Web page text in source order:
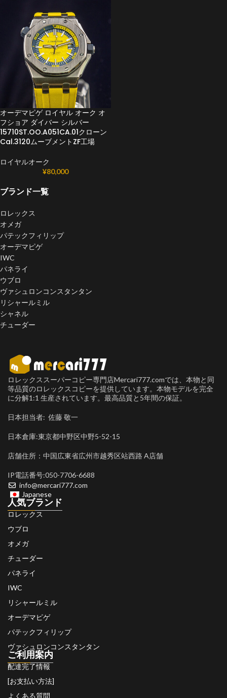
ブランド一覧
ロレックス
オメガ
パテックフィリップ
オーデマピゲ
IWC
パネライ
ウブロ
ヴァシュロンコンスタンタン
リシャールミル
シャネル
チューダー
オーデマピゲ ロイヤル オーク オ
フショア ダイバー シルバー
15710ST.OO.A051CA.01クローン
Cal.3120ムーブメントZF工場
ロイヤルオーク
¥80,000
ロレックススーパーコピー専門店Mercari777.comでは、本物と同
等品質のロレックスコピーを提供しています。本物モデルを完全
に分解1:1 生産されています。最高品質と5年間の保証。
日本担当者: 佐藤 敬一
日本倉庫:東京都中野区中野5-52-15
店舗住所：中国広東省広州市越秀区站西路 A店舗
IP電話番号:050-7706-6688
info@mercari777.com
Japanese
人気ブランド
ロレックス
ウブロ
オメガ
チューダー
パネライ
IWC
リシャールミル
オーデマピゲ
パテックフィリップ
ヴァシュロンコンスタンタン
ご利用案内
配達完了情報
[お支払い方法]
よくある質問